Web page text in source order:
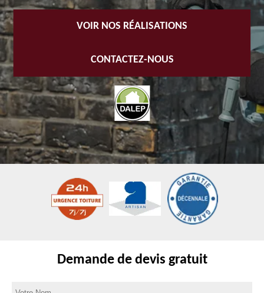
VOIR NOS RÉALISATIONS
CONTACTEZ-NOUS
Demande de devis gratuit